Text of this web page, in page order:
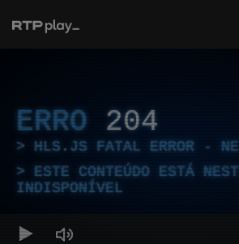
ERRO 204
HLS.JS FATAL ERROR -
ESTE CONTEÚDO ESTÁ
INDISPONÍVEL